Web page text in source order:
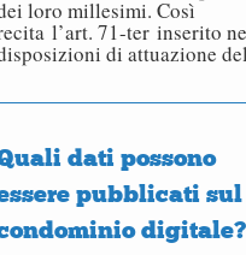
loro millesimi. Così
l’art. 71-ter inserito
di attuazione
dati possono
pubblicati sul
digitale?